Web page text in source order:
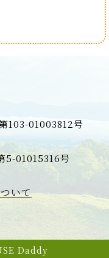
103-01003812号
5-01015316号
いて
Daddy